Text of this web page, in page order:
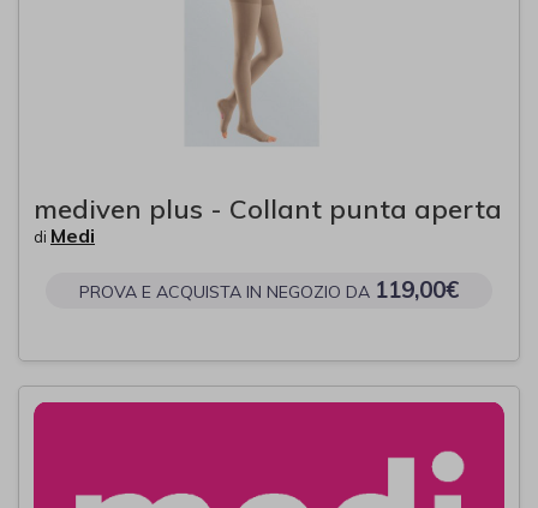
mediven plus - Collant punta aperta
di Medi
PROVA E ACQUISTA IN NEGOZIO DA 119,00€